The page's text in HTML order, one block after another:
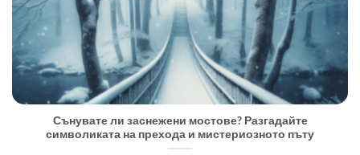
Сънувате ли заснежени мостове? Разгадайте
символиката на прехода и мистериозното пъту